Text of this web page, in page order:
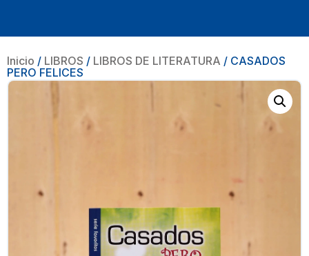
Inicio / LIBROS / LIBROS DE LITERATURA / CASADOS
PERO FELICES